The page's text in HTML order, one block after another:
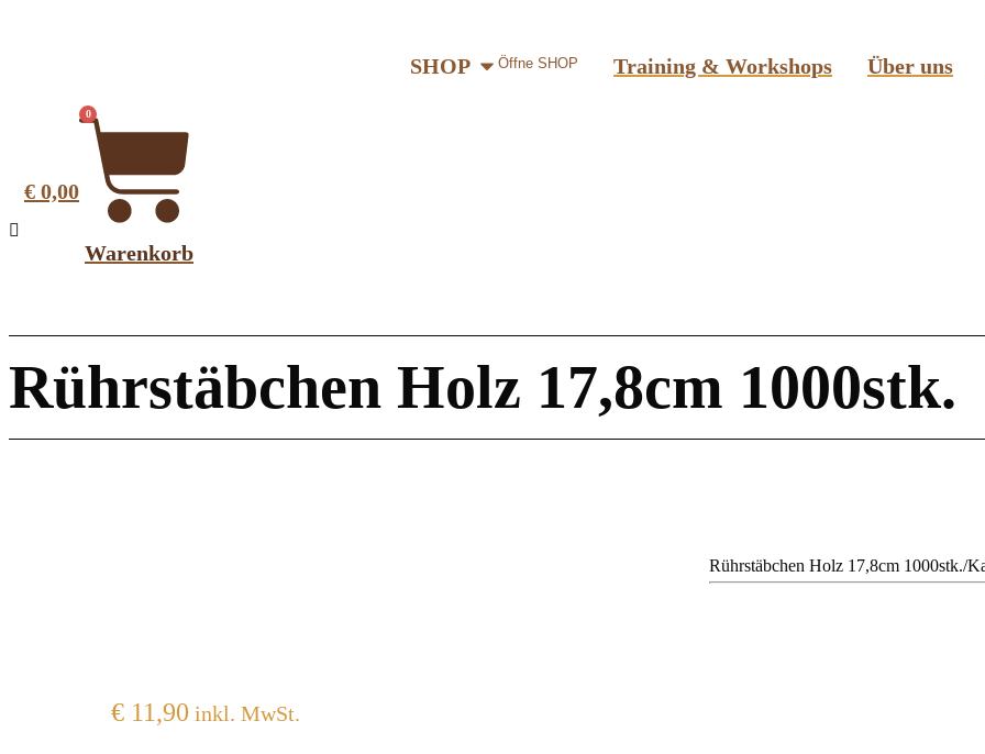
SHOP Öffne SHOP Training & Workshops Über uns
€ 0,00
0
Warenkorb
Rührstäbchen Holz 17,8cm 1000stk.
Rührstäbchen Holz 17,8cm 1000stk./
€11,90 inkl. MwSt.